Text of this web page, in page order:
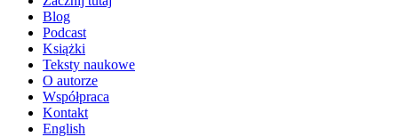
Blog
Podcast
Książki
Teksty naukowe
O autorze
Współpraca
Kontakt
English